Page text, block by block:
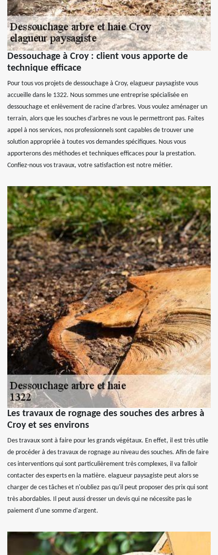
Dessouchage à Croy : client vous apporte de
technique efficace
Pour tous vos projets de dessouchage à Croy, elagueur paysagiste vous
accueille dans le 1322. Nous sommes une entreprise spécialisée en
dessouchage et enlèvement de racine d’arbres. Vous voulez aménager un
terrain, alors que les souches d’arbres ne vous le permettront pas. Faites
appel à nos services, nos professionnels sont capables de trouver une
solution appropriée à toutes vos demandes spécifiques. Nous vous
apporterons des méthodes et techniques efficaces pour la prestation.
Confiez-nous vos travaux, votre satisfaction est notre métier.
Les travaux de rognage des souches des arbres à
Croy et ses environs
Des travaux sont à faire pour les grands végétaux. En effet, il est très utile
de procéder à des travaux de rognage au niveau des souches. Afin de faire
ces interventions qui sont particulièrement très complexes, il va falloir
contacter des experts en la matière. elagueur paysagiste peut alors se
charger de ces tâches et n'oubliez pas qu'il peut proposer des prix qui sont
très abordables. Il peut aussi dresser un devis qui ne nécessite pas le
paiement d'une somme d'argent.